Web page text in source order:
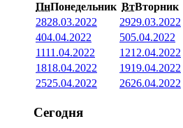
ПнПонедельник ВтВторник
2828.03.2022 2929.03.2022
404.04.2022 505.04.2022
1111.04.2022 1212.04.2022
1818.04.2022 1919.04.2022
2525.04.2022 2626.04.2022
Сегодня